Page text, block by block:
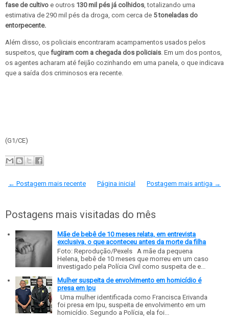
fase de cultivo e outros 130 mil pés já colhidos , totalizando uma
estimativa de 290 mil pés da droga, com cerca de 5 toneladas do
entorpecente.
Além disso, os policiais encontraram acampamentos usados pelos
suspeitos, que fugiram com a chegada dos policiais . Em um dos pontos,
os agentes acharam até feijão cozinhando em uma panela, o que indicava
que a saída dos criminosos era recente.
(G1/CE)
← Postagem mais recente Postagem mais antiga →
Página inicial
Postagens mais visitadas do mês
Mãe de bebê de 10 meses relata, em entrevista
exclusiva, o que aconteceu antes da morte da filha
Foto: Reprodução/Pexels A mãe da pequena
Helena, bebê de 10 meses que morreu em um caso
investigado pela Polícia Civil como suspeita de e...
Mulher suspeita de envolvimento em homicídio é
presa em Ipu
Uma mulher identificada como Francisca Erivanda
foi presa em Ipu, suspeita de envolvimento em um
homicídio. Segundo a Polícia, ela foi...